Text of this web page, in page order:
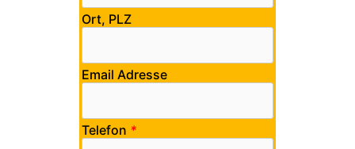
Ort, PLZ
Email Adresse
Telefon *